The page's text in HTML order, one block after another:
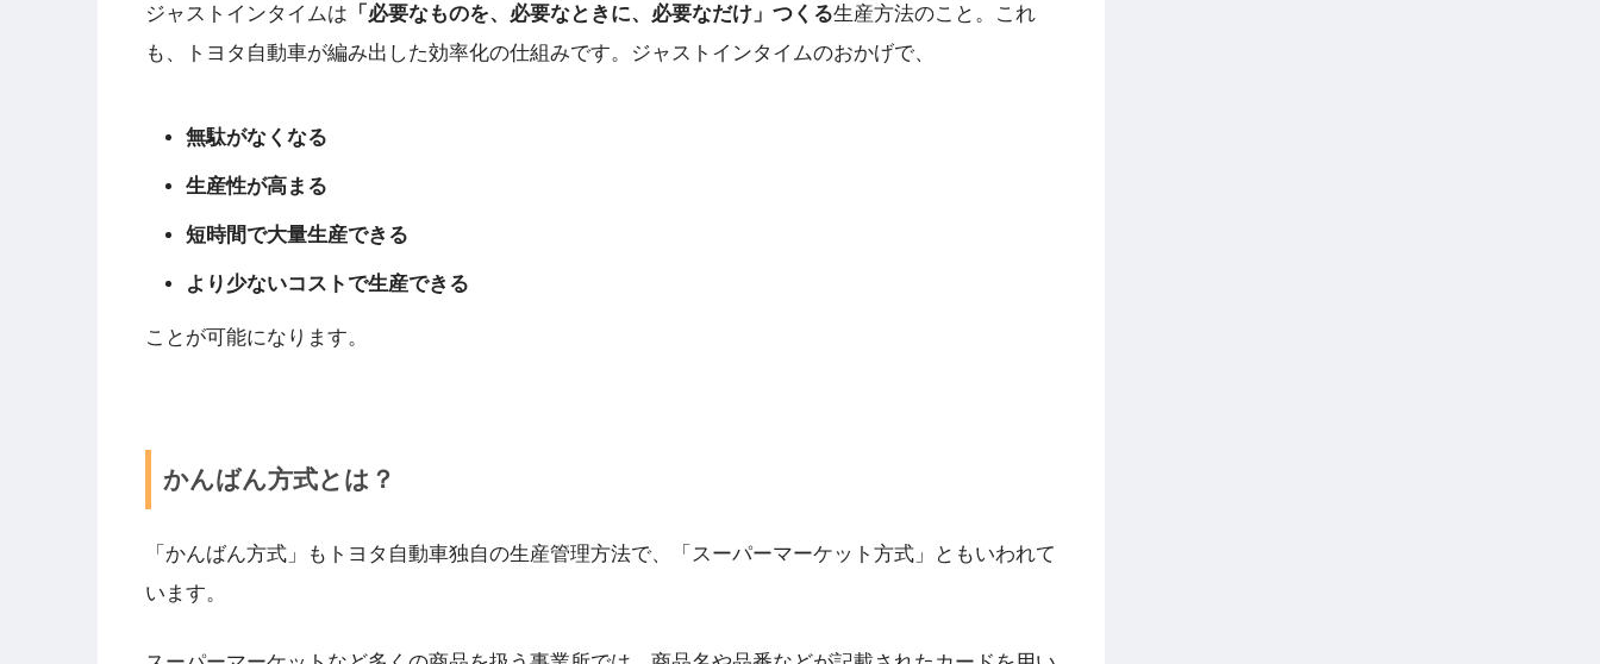
ジャストインタイムは 「必要なものを、必要なときに、必要なだけ」つくる生産方法のこと。これ
も、トヨタ自動車が編み出した効率化の仕組みです。ジャストインタイムのおかげで、
無駄がなくなる
生産性が高まる
短時間で大量生産できる
より少ないコストで生産できる
ことが可能になります。
かんばん方式とは？
「かんばん方式」もトヨタ自動車独自の生産管理方法で、「スーパーマーケット方式」ともいわれて
います。